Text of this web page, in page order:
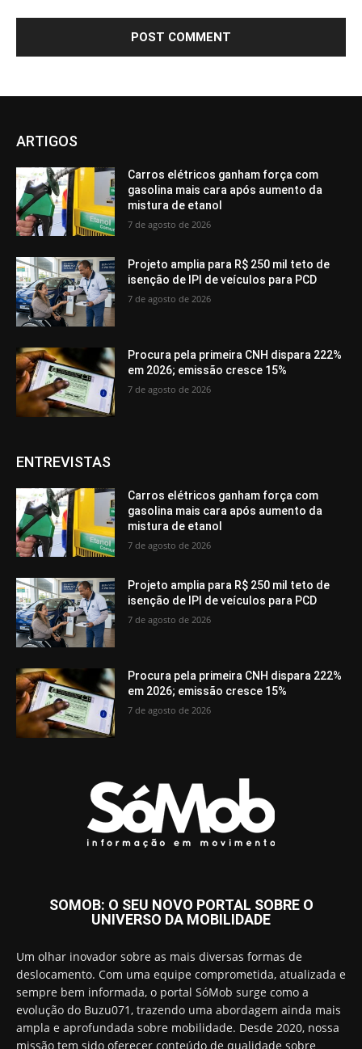
ARTIGOS
Carros elétricos ganham força com
gasolina mais cara após aumento da
mistura de etanol
7 de agosto de 2026
Projeto amplia para R$ 250 mil teto de
isenção de IPI de veículos para PCD
7 de agosto de 2026
Procura pela primeira CNH dispara 222%
em 2026; emissão cresce 15%
7 de agosto de 2026
ENTREVISTAS
Carros elétricos ganham força com
gasolina mais cara após aumento da
mistura de etanol
7 de agosto de 2026
Projeto amplia para R$ 250 mil teto de
isenção de IPI de veículos para PCD
7 de agosto de 2026
Procura pela primeira CNH dispara 222%
em 2026; emissão cresce 15%
7 de agosto de 2026
SOMOB: O SEU NOVO PORTAL SOBRE O
UNIVERSO DA MOBILIDADE
Um olhar inovador sobre as mais diversas formas de
deslocamento. Com uma equipe comprometida, atualizada e
sempre bem informada, o portal SóMob surge como a
evolução do Buzu071, trazendo uma abordagem ainda mais
ampla e aprofundada sobre mobilidade. Desde 2020, nossa
missão tem sido oferecer conteúdo de qualidade sobre